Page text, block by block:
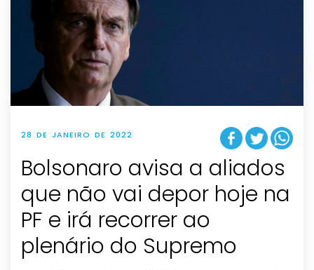
28 DE JANEIRO DE 2022
Bolsonaro avisa a aliados
que não vai depor hoje na
PF e irá recorrer ao
plenário do Supremo